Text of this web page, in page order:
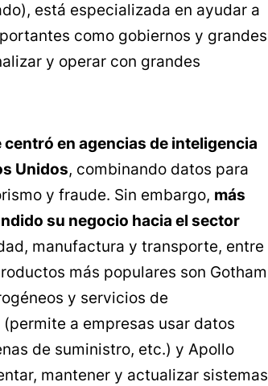
está especializada en ayudar a
como gobiernos y grandes
y operar con grandes
en agencias de inteligencia
Unidos, combinando datos para
y fraude. Sin embargo, más
su negocio hacia el sector
manufactura y transporte, entre
más populares son Gotham
y servicios de
(permite a empresas usar datos
de suministro, etc.) y Apollo
mantener y actualizar sistemas